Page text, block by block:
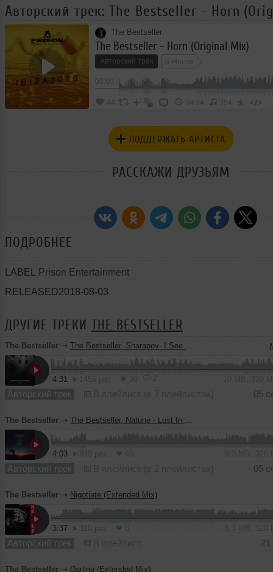
Авторский трек: The Bestseller - Horn
The Bestseller
The Bestseller - Horn (Original Mix)
Авторский трек G-House
04:34 394 </>
ПОДДЕРЖАТЬ АРТИСТА
РАССКАЖИ ДРУЗЬЯМ
ПОДРОБНЕЕ
LABEL
Prison Entertainment
RELEASED2018-08-03
ДРУГИЕ ТРЕКИ THE BESTSELLER
The Bestseller ➝ The Bestseller, Sharapov- I See You (Extended Mix)
4:31
Авторский трек 05
The Bestseller ➝ The Bestseller, Natune - Lost In The Night (Extended Mix)
4:03
Авторский трек 05
The Bestseller ➝ Nigotiate (Extended Mix)
3:37
Авторский трек 21
The Bestseller ➝ Darling (Extended Mix)